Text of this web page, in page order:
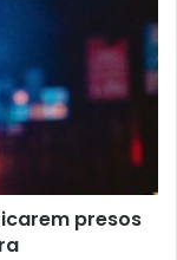
presos